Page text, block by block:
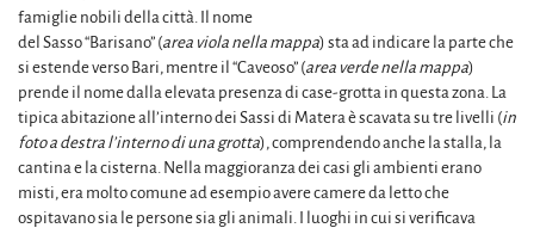
famiglie nobili della città. Il nome
del Sasso “Barisano” (area viola nella mappa) sta ad indicare la parte che
si estende verso Bari, mentre il “Caveoso” (area verde nella mappa)
prende il nome dalla elevata presenza di case-grotta in questa zona. La
tipica abitazione all’interno dei Sassi di Matera è scavata su tre livelli (in
foto a destra l’interno di una grotta), comprendendo anche la stalla, la
cantina e la cisterna. Nella maggioranza dei casi gli ambienti erano
misti, era molto comune ad esempio avere camere da letto che
ospitavano sia le persone sia gli animali. I luoghi in cui si verificava